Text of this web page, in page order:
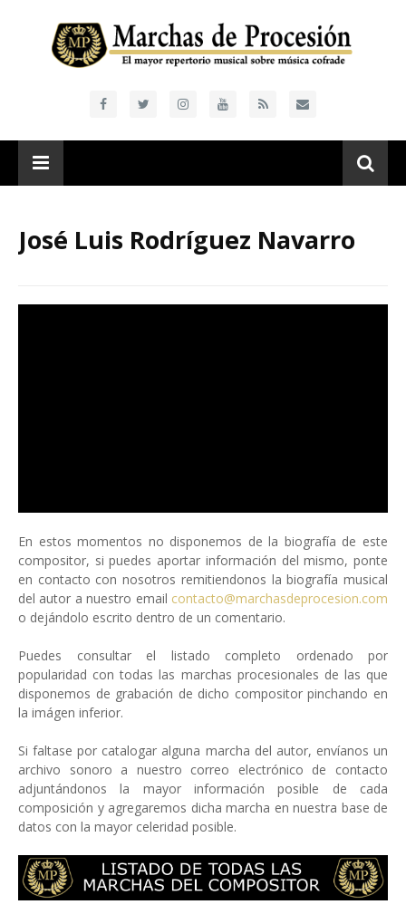
José Luis Rodríguez Navarro
En estos momentos no disponemos de la biografía de este
compositor, si puedes aportar información del mismo, ponte
en contacto con nosotros remitiendonos la biografía musical
del autor a nuestro email contacto@marchasdeprocesion.com
o dejándolo escrito dentro de un comentario.
Puedes consultar el listado completo ordenado por
popularidad con todas las marchas procesionales de las que
disponemos de grabación de dicho compositor pinchando en
la imágen inferior.
Si faltase por catalogar alguna marcha del autor, envíanos un
archivo sonoro a nuestro correo electrónico de contacto
adjuntándonos la mayor información posible de cada
composición y agregaremos dicha marcha en nuestra base de
datos con la mayor celeridad posible.